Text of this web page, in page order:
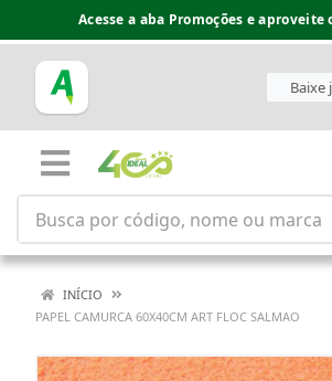
Acesse a aba Promoções e aproveite
Baixe
INÍCIO
PAPEL CAMURCA 60X40CM ART FLOC SALMAO